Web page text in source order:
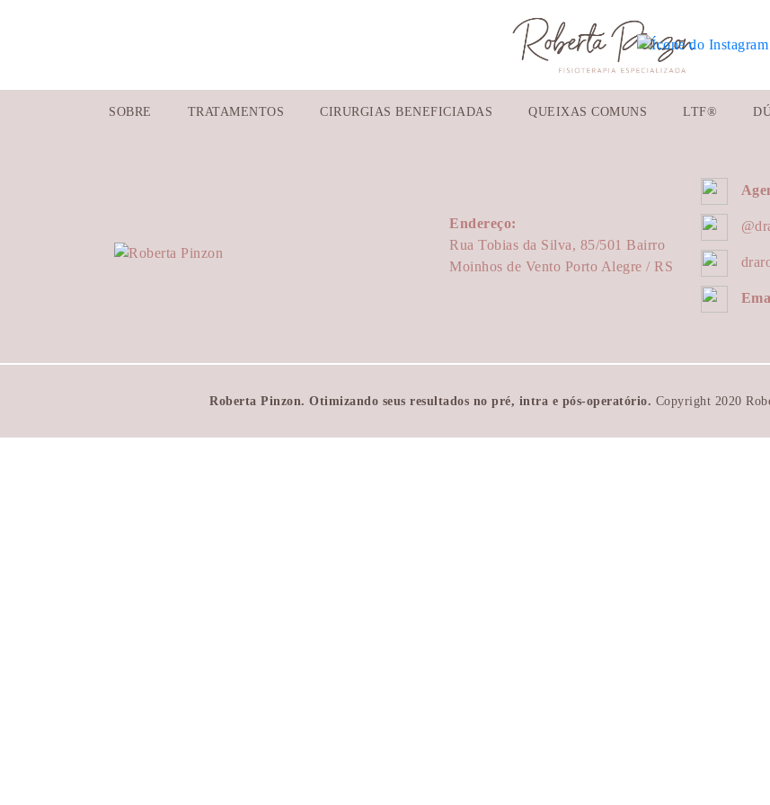
SOBRE TRATAMENTOS CIRURGIAS BENEFICIADAS QUEIXAS COMUNS LTF®
Endereço:
Rua Tobias da Silva, 85/501 Bairro
Moinhos de Vento Porto Alegre / RS
Roberta Pinzon. Otimizando seus resultados no pré, intra e pós-operatório. Copyright 2020